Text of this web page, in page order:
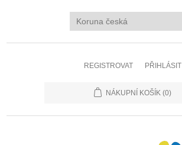
REGISTROVAT PŘIHLÁSIT
NÁKUPNÍ KOŠÍK (0)